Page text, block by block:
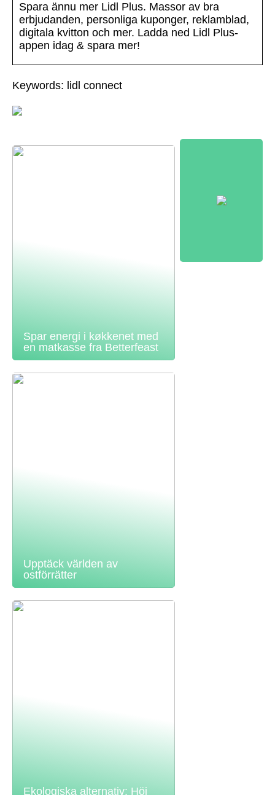
Spara ännu mer Lidl Plus. Massor av bra
erbjudanden, personliga kuponger, reklamblad,
digitala kvitton och mer. Ladda ned Lidl Plus-
appen idag & spara mer!
Keywords: lidl connect
Spar energi i køkkenet med
en matkasse fra Betterfeast
Upptäck världen av
ostförrätter
Ekologiska alternativ: Höj